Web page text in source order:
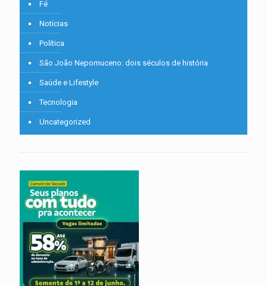
Fé
Notícias
Política
São João Nepomuceno: dois séculos de história
Saúde e Lifestyle
Tecnologia
Uncategorized